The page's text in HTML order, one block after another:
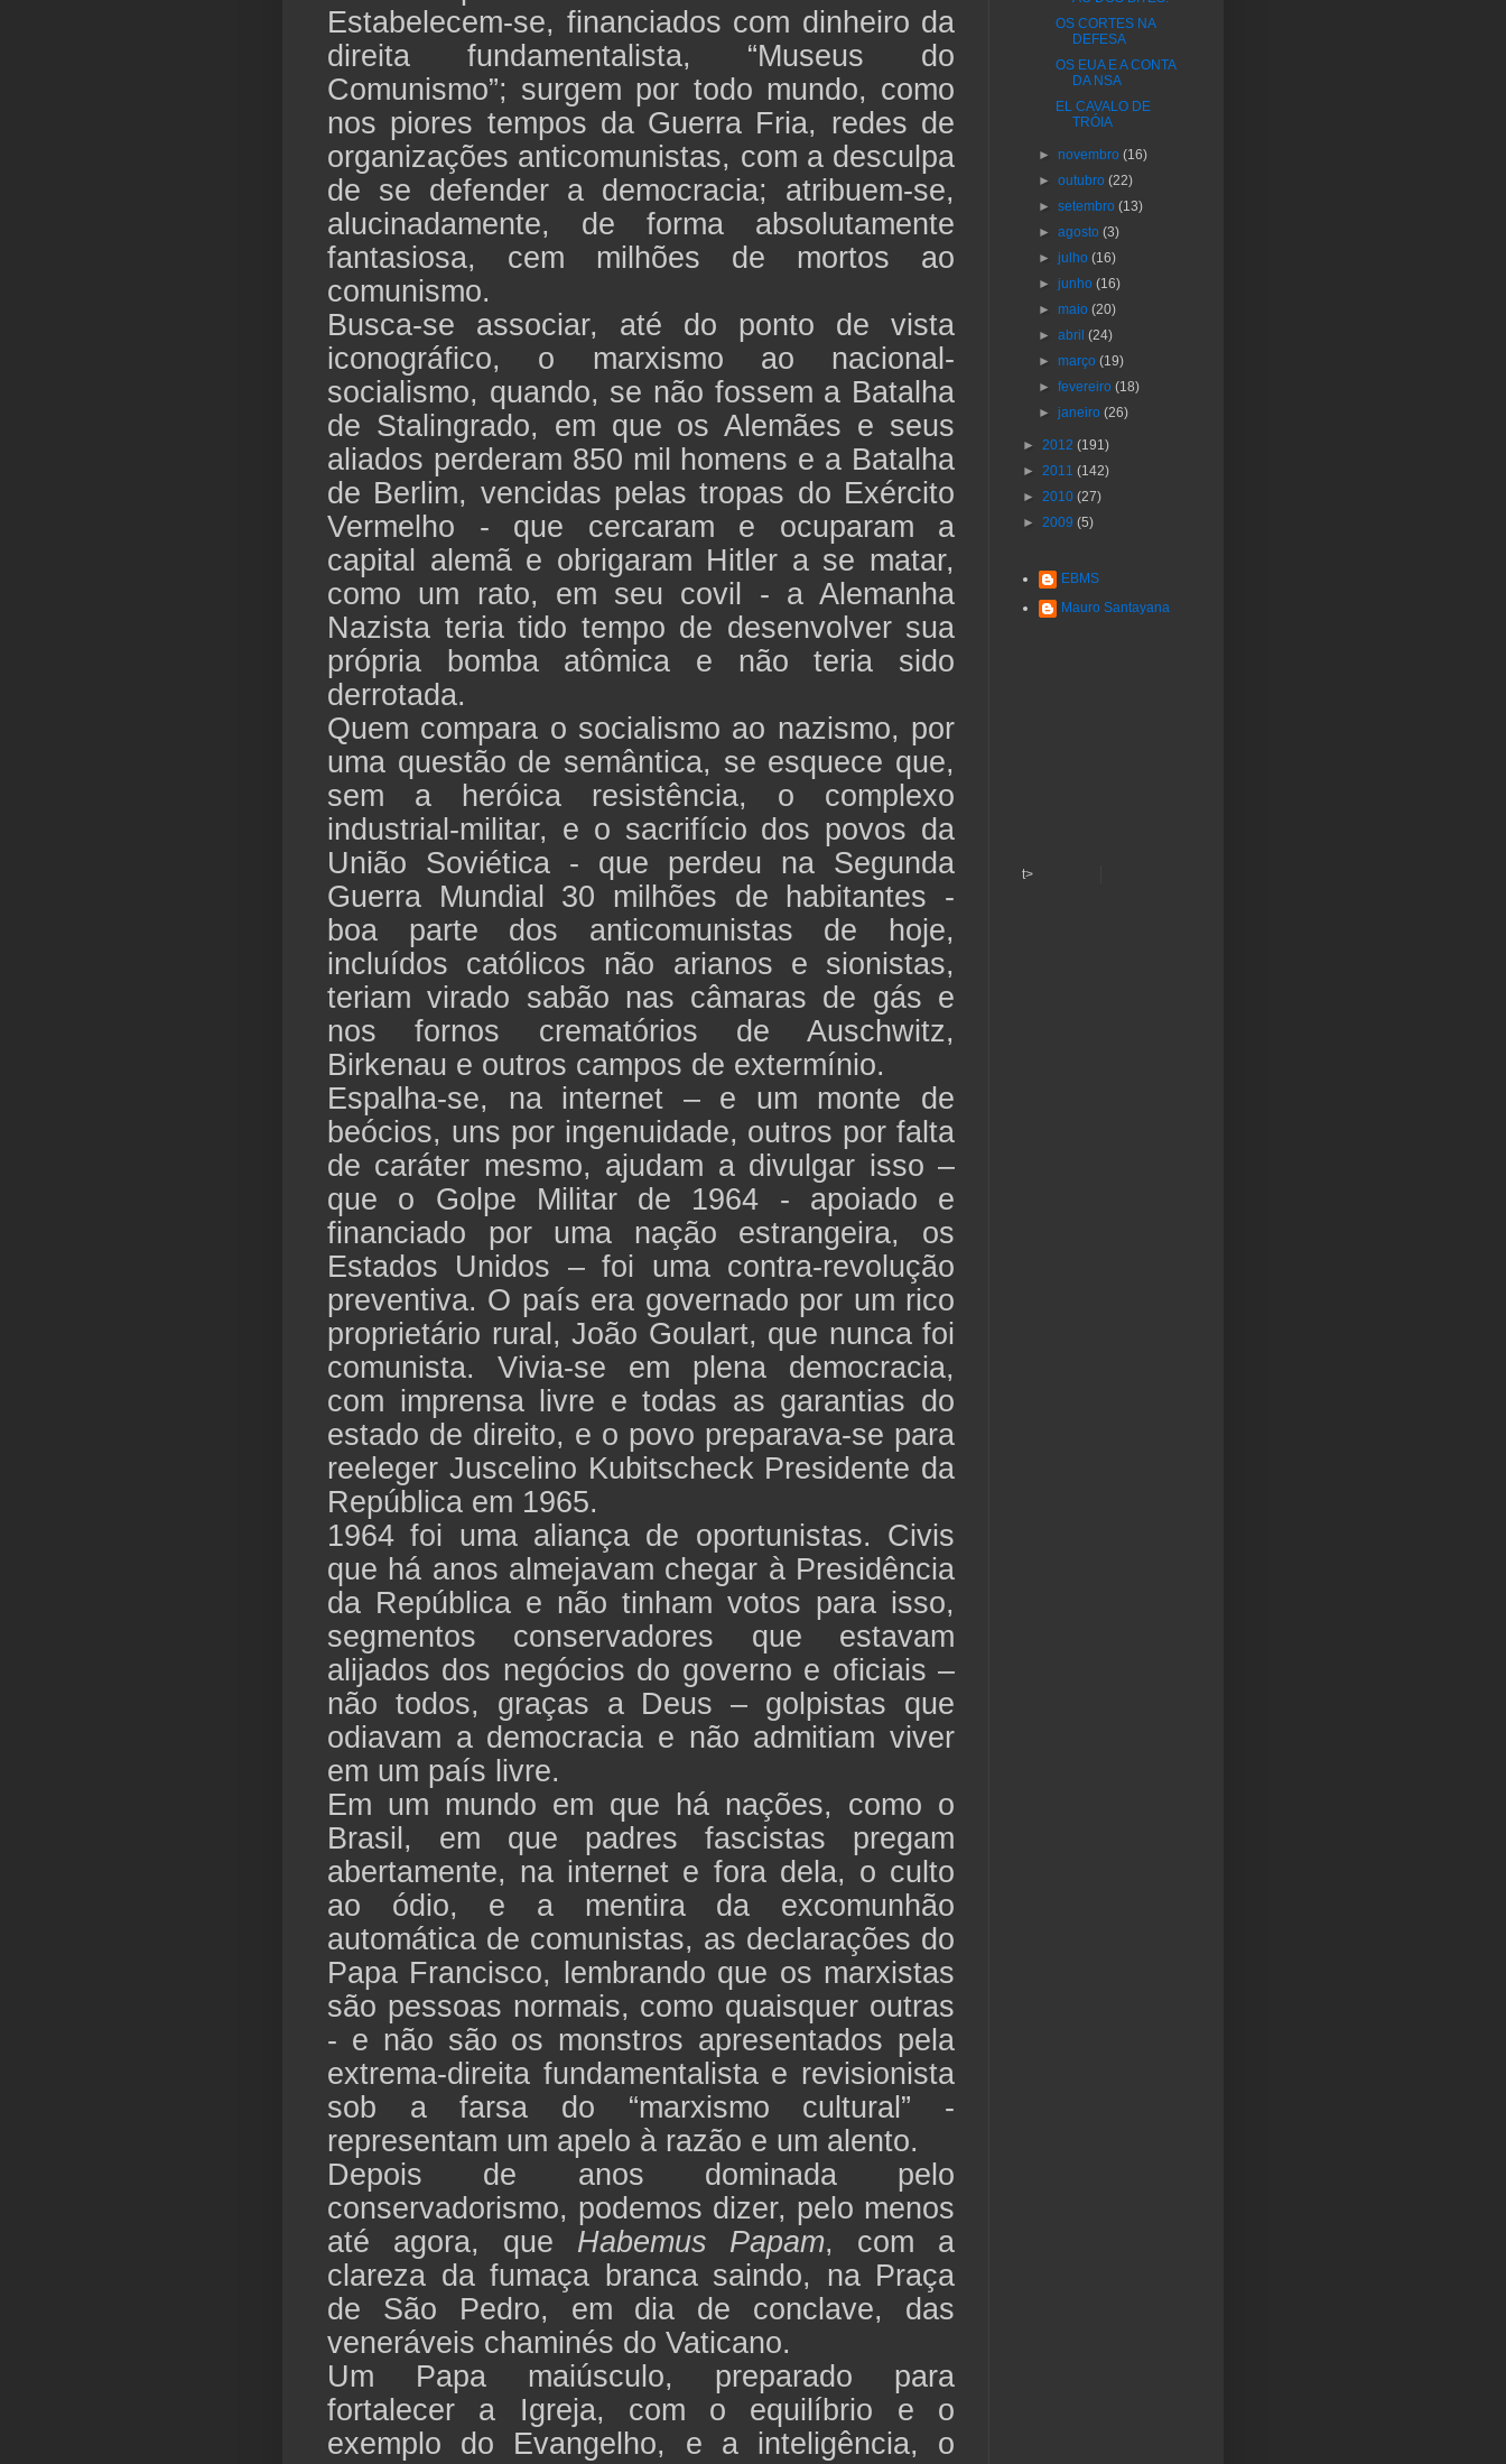
Estabelecem-se, financiados com dinheiro da
direita fundamentalista, “Museus do
Comunismo”; surgem por todo mundo, como
nos piores tempos da Guerra Fria, redes de
organizações anticomunistas, com a desculpa
de se defender a democracia; atribuem-se,
alucinadamente, de forma absolutamente
fantasiosa, cem milhões de mortos ao
comunismo.
Busca-se associar, até do ponto de vista
iconográfico, o marxismo ao nacional-
socialismo, quando, se não fossem a Batalha
de Stalingrado, em que os Alemães e seus
aliados perderam 850 mil homens e a Batalha
de Berlim, vencidas pelas tropas do Exército
Vermelho - que cercaram e ocuparam a
capital alemã e obrigaram Hitler a se matar,
como um rato, em seu covil - a Alemanha
Nazista teria tido tempo de desenvolver sua
própria bomba atômica e não teria sido
derrotada.
Quem compara o socialismo ao nazismo, por
uma questão de semântica, se esquece que,
sem a heróica resistência, o complexo
industrial-militar, e o sacrifício dos povos da
União Soviética - que perdeu na Segunda
Guerra Mundial 30 milhões de habitantes -
boa parte dos anticomunistas de hoje,
incluídos católicos não arianos e sionistas,
teriam virado sabão nas câmaras de gás e
nos fornos crematórios de Auschwitz,
Birkenau e outros campos de extermínio.
Espalha-se, na internet – e um monte de
beócios, uns por ingenuidade, outros por falta
de caráter mesmo, ajudam a divulgar isso –
que o Golpe Militar de 1964 - apoiado e
financiado por uma nação estrangeira, os
Estados Unidos – foi uma contra-revolução
preventiva. O país era governado por um rico
proprietário rural, João Goulart, que nunca foi
comunista. Vivia-se em plena democracia,
com imprensa livre e todas as garantias do
estado de direito, e o povo preparava-se para
reeleger Juscelino Kubitscheck Presidente da
República em 1965.
1964 foi uma aliança de oportunistas. Civis
que há anos almejavam chegar à Presidência
da República e não tinham votos para isso,
segmentos conservadores que estavam
alijados dos negócios do governo e oficiais –
não todos, graças a Deus – golpistas que
odiavam a democracia e não admitiam viver
em um país livre.
Em um mundo em que há nações, como o
Brasil, em que padres fascistas pregam
abertamente, na internet e fora dela, o culto
ao ódio, e a mentira da excomunhão
automática de comunistas, as declarações do
Papa Francisco, lembrando que os marxistas
são pessoas normais, como quaisquer outras
- e não são os monstros apresentados pela
extrema-direita fundamentalista e revisionista
sob a farsa do “marxismo cultural” -
representam um apelo à razão e um alento.
Depois de anos dominada pelo
conservadorismo, podemos dizer, pelo menos
até agora, que Habemus Papam, com a
clareza da fumaça branca saindo, na Praça
de São Pedro, em dia de conclave, das
veneráveis chaminés do Vaticano.
Um Papa maiúsculo, preparado para
fortalecer a Igreja, com o equilíbrio e o
exemplo do Evangelho, e a inteligência, o
OS CORTES NA
DEFESA
OS EUA E A CONTA
DA NSA
EL CAVALO DE
TRÓIA
►novembro(16)
►outubro(22)
►setembro(13)
►agosto(3)
►julho(16)
►junho(16)
►maio(20)
►abril(24)
►março(19)
►fevereiro(18)
►janeiro(26)
► 2012 (191)
► 2011 (142)
► 2010 (27)
► 2009 (5)
EBMS
Mauro Santayana
t>